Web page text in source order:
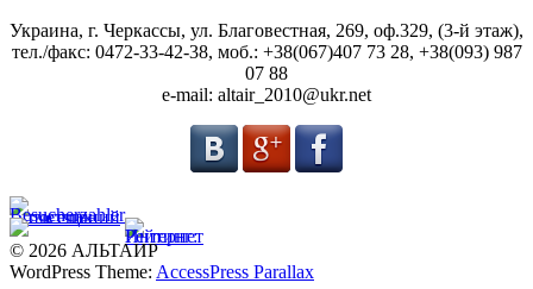
Украина, г. Черкассы, ул. Благовестная, 269, оф.329, (3-й этаж),
тел./факс: 0472-33-42-38, моб.: +38(067)407 73 28, +38(093) 987
07 88
e-mail: altair_2010@ukr.net
© 2026 АЛЬТАИР
WordPress Theme: AccessPress Parallax